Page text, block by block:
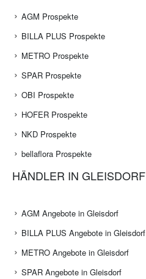
AGM Prospekte
BILLA PLUS Prospekte
METRO Prospekte
SPAR Prospekte
OBI Prospekte
HOFER Prospekte
NKD Prospekte
bellaflora Prospekte
HÄNDLER IN GLEISDORF
AGM Angebote in Gleisdorf
BILLA PLUS Angebote in Gleisdorf
METRO Angebote in Gleisdorf
SPAR Angebote in Gleisdorf